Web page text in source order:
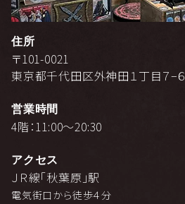
住所
〒101-0021
東京都千代田区外神田１丁目７−６
営業時間
4階：11:00～20:30
アクセス
ＪＲ線「秋葉原」駅
電気街口から徒歩４分